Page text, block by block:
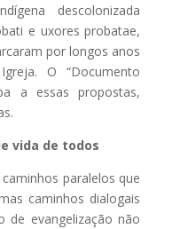
descolonizada
e uxores probatae,
por longos anos
O “Documento
a essas propostas,
vida de todos
paralelos que
caminhos dialogais
de evangelização não